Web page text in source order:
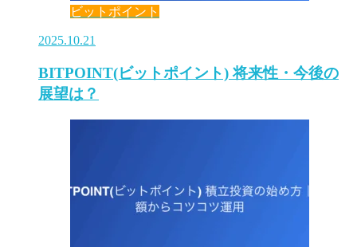
ビットポイント
2025.10.21
BITPOINT(ビットポイント) 将来性・今後の
展望は？